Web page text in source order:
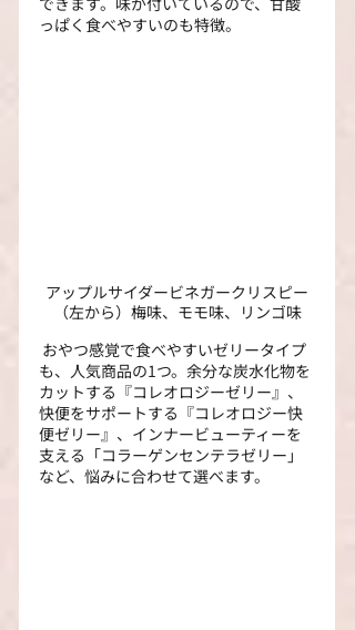
っぱく食べやすいのも特徴。
アップルサイダービネガークリスピー
（左から）梅味、モモ味、リンゴ味
おやつ感覚で食べやすいゼリータイプ
も、人気商品の1つ。余分な炭水化物を
カットする『コレオロジーゼリー』、
快便をサポートする『コレオロジー快
便ゼリー』、インナービューティーを
支える「コラーゲンセンテラゼリー」
など、悩みに合わせて選べます。